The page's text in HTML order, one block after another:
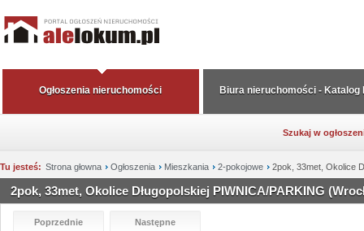
Szukaj w
Biura nieruchomości - Katalog
Ogłoszenia nieruchomości
Tu jesteś: Strona głowna Ogłoszenia Mieszkania 2-pokojowe 2pok, 33met, Okolice
2pok, 33met, Okolice Długopolskiej PIWNICA/PARKING
Poprzednie Następne